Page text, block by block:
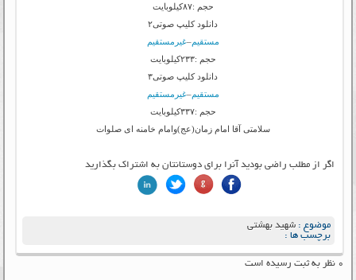
حجم :۸۷کیلوبایت
دانلود کلیپ صوتی۲
مستقیم–غیرمستقیم
حجم :۲۳۳کیلوبایت
دانلود کلیپ صوتی۳
مستقیم–غیرمستقیم
حجم :۳۳۷کیلوبایت
سلامتی آقا امام زمان(عج)وامام خامنه ای صلوات
اگر از مطلب راضی بودید آنرا برای دوستانتان به اشتراک بگذارید
موضوع :شهید بهشتی
برچسب ها :
۰ نظر به ثبت رسیده است